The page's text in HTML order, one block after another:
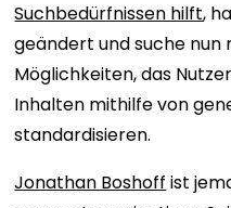
Suchbedürfnissen hilft,
geändert und suche nun
Möglichkeiten, das
Inhalten mithilfe von
standardisieren.
Jonathan Boshoff ist